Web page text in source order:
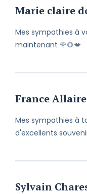
Marie claire
Mes sympathies à
maintenant 🌹🌻💋
France Allaire
Mes sympathies à
d'excellents
Sylvain